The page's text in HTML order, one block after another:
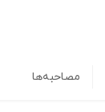
مصاحبه‌ها